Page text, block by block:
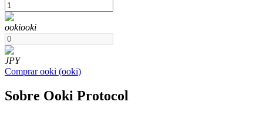
ookiooki
JPY
Comprar ooki (ooki)
Sobre Ooki Protocol